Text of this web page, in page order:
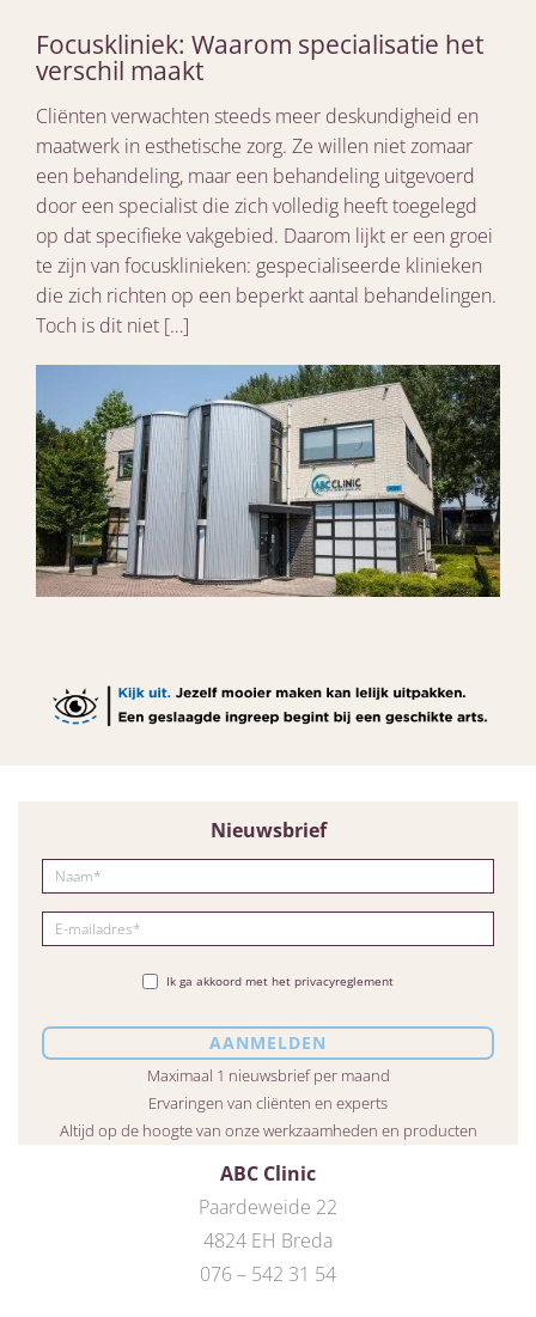
Focuskliniek: Waarom specialisatie het
verschil maakt
Cliënten verwachten steeds meer deskundigheid en
maatwerk in esthetische zorg. Ze willen niet zomaar
een behandeling, maar een behandeling uitgevoerd
door een specialist die zich volledig heeft toegelegd
op dat specifieke vakgebied. Daarom lijkt er een groei
te zijn van focusklinieken: gespecialiseerde klinieken
die zich richten op een beperkt aantal behandelingen.
Toch is dit niet […]
ABC Clinic
Paardeweide 22
4824 EH Breda
076 – 542 31 54
Nieuwsbrief
Ik ga akkoord met het privacyreglement
Maximaal 1 nieuwsbrief per maand
Ervaringen van cliënten en experts
Altijd op de hoogte van onze werkzaamheden en producten